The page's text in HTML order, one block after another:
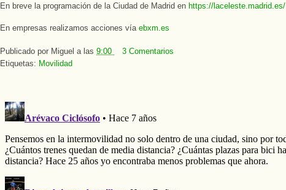
En breve la programación de la Ciudad de Madrid en https://laceleste.madrid.es/
En empresas realizamos acciones vía ebxm.es
Publicado por Miguel a las 9:00
3 Comentarios
Etiquetas: Movilidad